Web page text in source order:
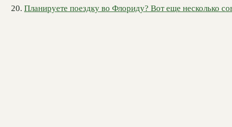
Планируете поездку во Флориду? Вот еще несколько